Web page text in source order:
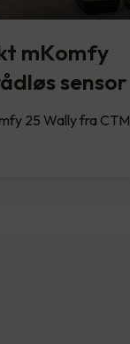
mKomfy
sensor
25 Wally fra CTM